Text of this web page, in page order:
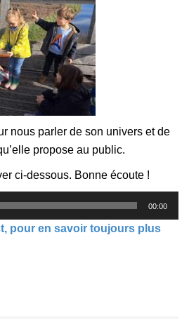
nous parler de son univers et de
propose au public.
ci-dessous. Bonne écoute !
00:00
pour en savoir toujours plus